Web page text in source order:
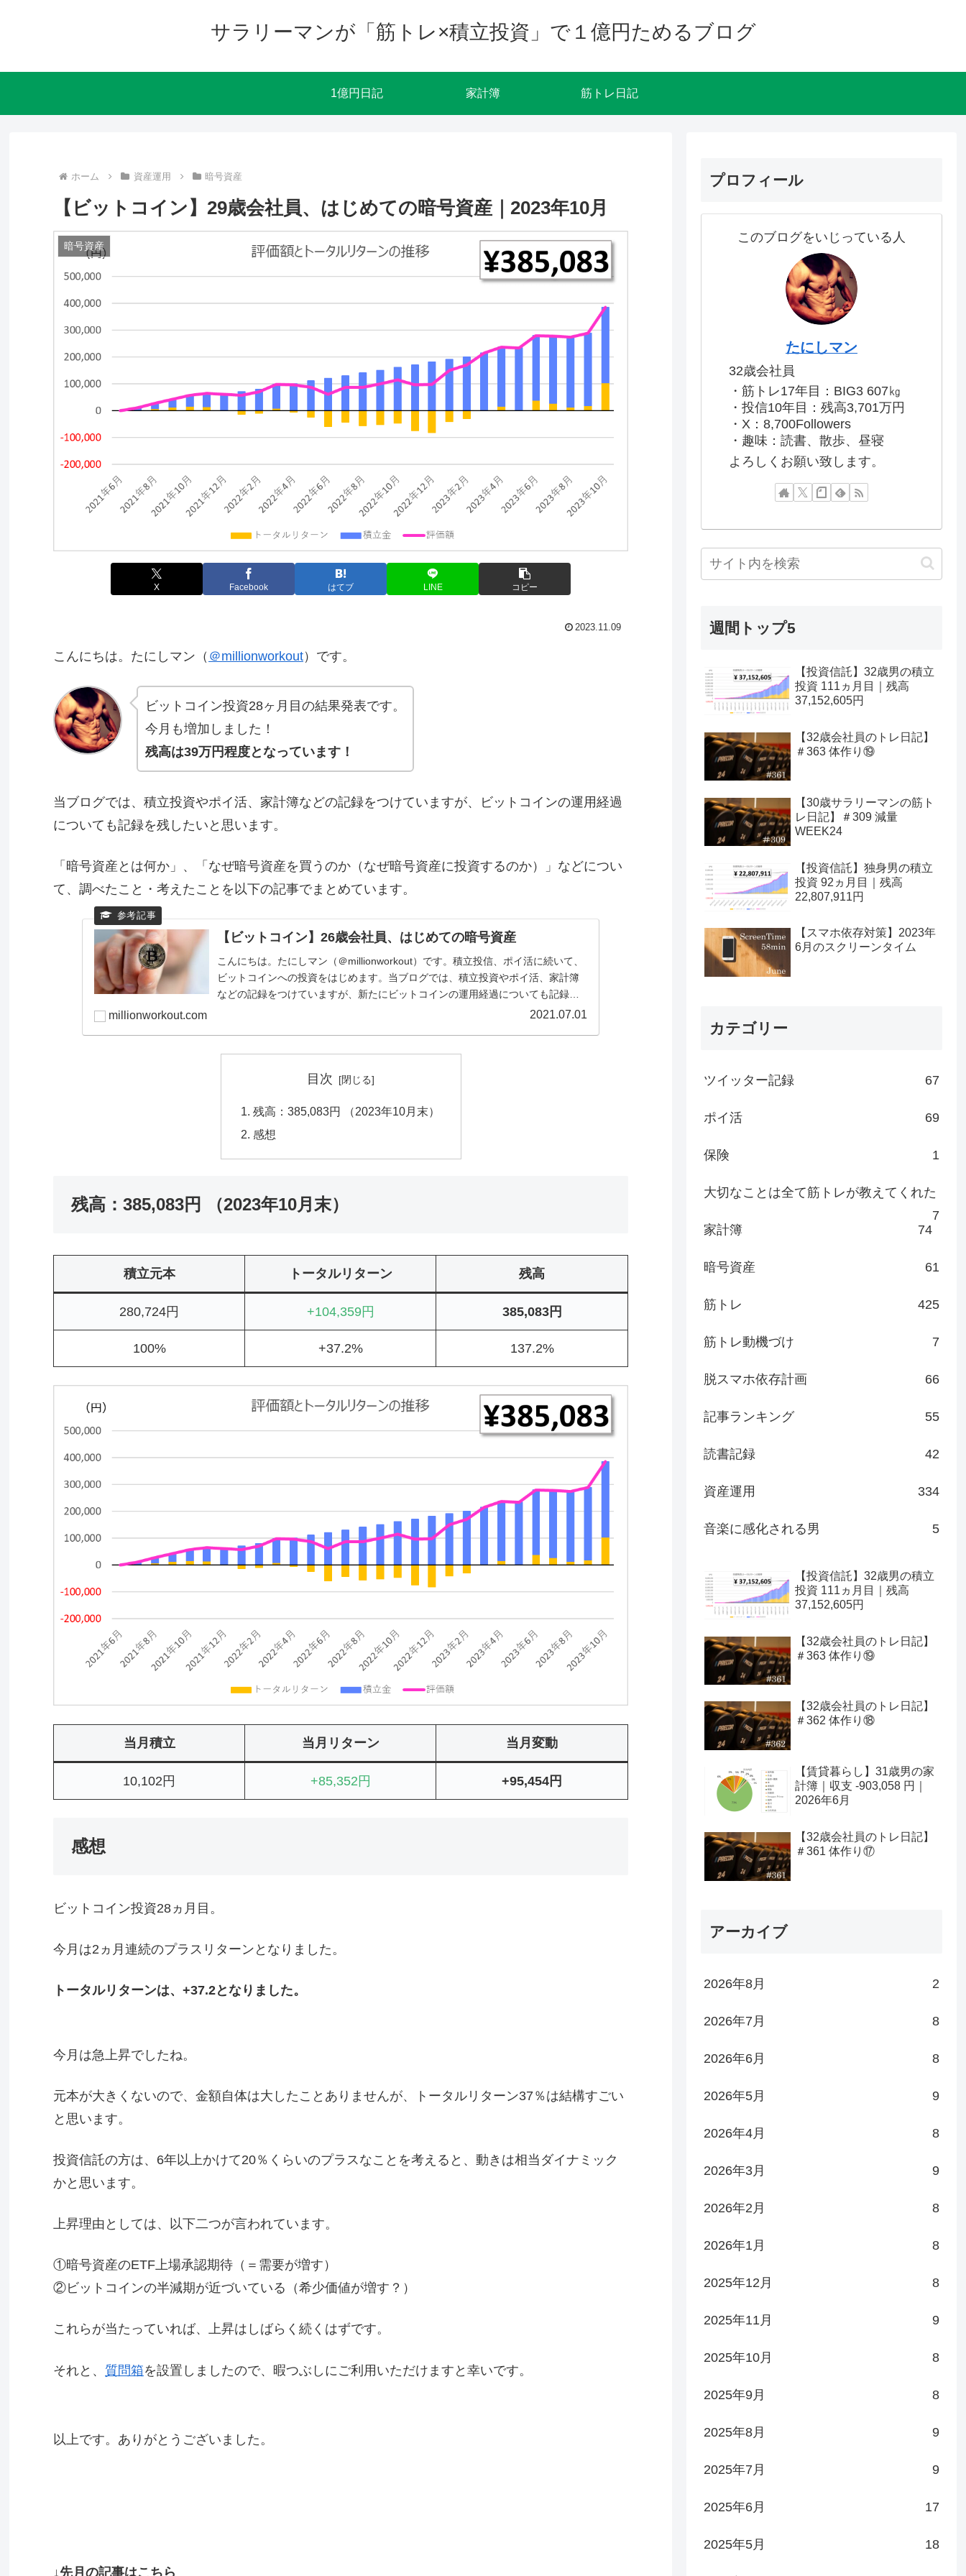
サラリーマンが「筋トレ×積立投資」で１億円ためるブログ
1億円日記 家計簿 筋トレ日記
ホーム 資産運用 暗号資産
【ビットコイン】29歳会社員、はじめての暗号資産｜2023年10月
暗号資産
X Facebook はてブ LINE コピー
2023.11.09
こんにちは。たにしマン（ ＠millionworkout）です。
ビットコイン投資28ヶ月目の結果発表です。
今月も増加しました！
残高は39万円程度となっています！
当ブログでは、積立投資やポイ活、家計簿などの記録をつけていますが、ビットコインの運用経過
についても記録を残したいと思います。
「暗号資産とは何か」、「なぜ暗号資産を買うのか（なぜ暗号資産に投資するのか）」などについ
て、調べたこと・考えたことを以下の記事でまとめています。
【ビットコイン】26歳会社員、はじめての暗号資産
こんにちは。たにしマン（＠millionworkout）です。積立投信、ポイ活に続いて、
ビットコインへの投資をはじめます。当ブログでは、積立投資やポイ活、家計簿
などの記録をつけていますが、新たにビットコインの運用経過についても記録を
millionworkout.com 2021.07.01
目次
残高：385,083円 （2023年10月末）
感想
残高：385,083円 （2023年10月末）
積立元本 トータルリターン 残高
280,724円 +104,359円 385,083円
100% +37.2% 137.2%
当月積立 当月リターン 当月変動
10,102円 +85,352円 +95,454円
感想
ビットコイン投資28ヵ月目。
今月は2ヵ月連続のプラスリターンとなりました。
トータルリターンは、+37.2となりました。
今月は急上昇でしたね。
元本が大きくないので、金額自体は大したことありませんが、トータルリターン37％は結構すごい
と思います。
投資信託の方は、6年以上かけて20％くらいのプラスなことを考えると、動きは相当ダイナミック
かと思います。
上昇理由としては、以下二つが言われています。
①暗号資産のETF上場承認期待（＝需要が増す）
②ビットコインの半減期が近づいている（希少価値が増す？）
これらが当たっていれば、上昇はしばらく続くはずです。
それと、 質問箱を設置しましたので、暇つぶしにご利用いただけますと幸いです。
以上です。ありがとうございました。
↓先月の記事はこちら
プロフィール
このブログをいじっている人
たにしマン
32歳会社員
・筋トレ17年目：BIG3 607㎏
・投信10年目：残高3,701万円
・X：8,700Followers
・趣味：読書、散歩、昼寝
よろしくお願い致します。
週間トップ5
【投資信託】32歳男の積立
投資 111ヵ月目｜残高
37,152,605円
【32歳会社員のトレ日記】
＃363 体作り⑲
【30歳サラリーマンの筋ト
レ日記】＃309 減量
WEEK24
【投資信託】独身男の積立
投資 92ヵ月目｜残高
22,807,911円
【スマホ依存対策】2023年
6月のスクリーンタイム
カテゴリー
ツイッター記録 67
ポイ活 69
保険 1
大切なことは全て筋トレが教えてくれた
7
家計簿
74
暗号資産 61
筋トレ 425
筋トレ動機づけ 7
脱スマホ依存計画 66
記事ランキング 55
読書記録 42
資産運用 334
音楽に感化される男 5
【投資信託】32歳男の積立
投資 111ヵ月目｜残高
37,152,605円
【32歳会社員のトレ日記】
＃363 体作り⑲
【32歳会社員のトレ日記】
＃362 体作り⑱
【賃貸暮らし】31歳男の家
計簿｜収支 -903,058 円｜
2026年6月
【32歳会社員のトレ日記】
＃361 体作り⑰
アーカイブ
2026年8月 2
2026年7月 8
2026年6月 8
2026年5月 9
2026年4月 8
2026年3月 9
2026年2月 8
2026年1月 8
2025年12月 8
2025年11月 9
2025年10月 8
2025年9月 8
2025年8月 9
2025年7月 9
2025年6月 17
2025年5月 18